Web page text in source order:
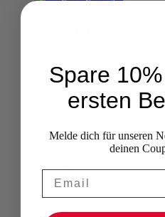
Jelly Belly
3,70€
Toxic Waste
Spare
ersten
Melde dich für unseren
deinen